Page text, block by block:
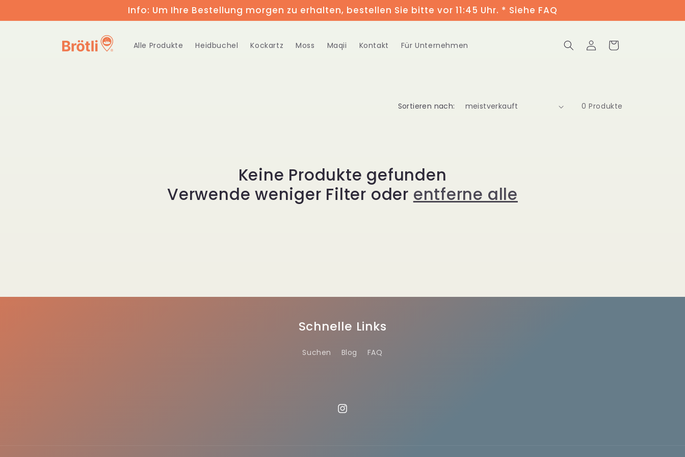
Inhalt
Info: Um Ihre Bestellung morgen zu erhalten, bestellen Sie bitte vor 11:45 Uhr. * Siehe FAQ
Alle Produkte Heidbuchel Kockartz Moss Maqii Kontakt Für Unternehmen EinloggenWarenkorb
Sortieren nach: 0 Produkte
Keine Produkte gefunden
Verwende weniger Filter oder entferne alle
Schnelle Links
Suchen Blog FAQ
Instagram